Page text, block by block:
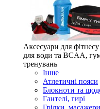
Аксесуари для
для води та BCAA,
тренувань
Інше
Атлетичні пояси
Блокноти та
Гантелі, гирі
Грілки, масажери